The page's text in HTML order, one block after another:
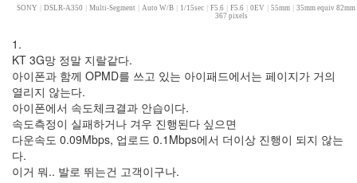
SONY DSLR-A350 Multi-Segment Auto W/B| 1/15sec| F5.6| F5.6| 0EV 55mm| 35mm equiv 82mm
367 pixels
1.
KT 3G망 정말 지랄같다.
아이폰과 함께 OPMD를 쓰고 있는 아이패드에서는 페이지가 거의
열리지 않는다.
아이폰에서 속도체크결과 안습이다.
속도측정이 실패하거나 겨우 진행된다 싶으면
다운속도 0.09Mbps, 업로드 0.1Mbps에서 더이상 진행이 되지 않는
다.
이거 뭐.. 발로 뛰는건 고객이구나.
즈
클
래
식
맥
북
엘
르
패